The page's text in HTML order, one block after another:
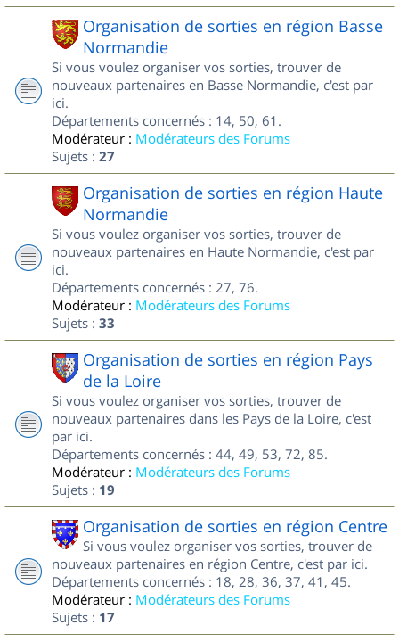
Organisation de sorties en région Basse
Normandie
Si vous voulez organiser vos sorties, trouver de
nouveaux partenaires en Basse Normandie, c'est par
ici.
Départements concernés : 14, 50, 61.
Modérateur : Modérateurs des Forums
Sujets : 27
Organisation de sorties en région Haute
Normandie
Si vous voulez organiser vos sorties, trouver de
nouveaux partenaires en Haute Normandie, c'est par
ici.
Départements concernés : 27, 76.
Modérateur : Modérateurs des Forums
Sujets : 33
Organisation de sorties en région Pays
de la Loire
Si vous voulez organiser vos sorties, trouver de
nouveaux partenaires dans les Pays de la Loire, c'est
par ici.
Départements concernés : 44, 49, 53, 72, 85.
Modérateur : Modérateurs des Forums
Sujets : 19
Organisation de sorties en région Centre
Si vous voulez organiser vos sorties, trouver de
nouveaux partenaires en région Centre, c'est par ici.
Départements concernés : 18, 28, 36, 37, 41, 45.
Modérateur : Modérateurs des Forums
Sujets : 17